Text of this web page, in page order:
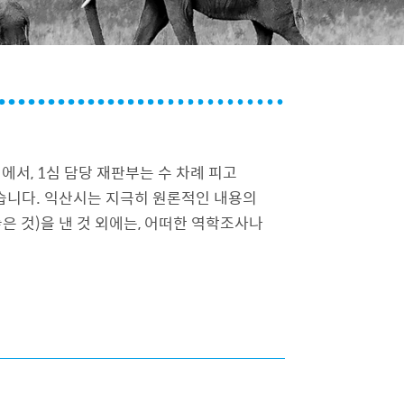
서, 1심 담당 재판부는 수 차례 피고
다. 익산시는 지극히 원론적인 내용의
것)을 낸 것 외에는, 어떠한 역학조사나